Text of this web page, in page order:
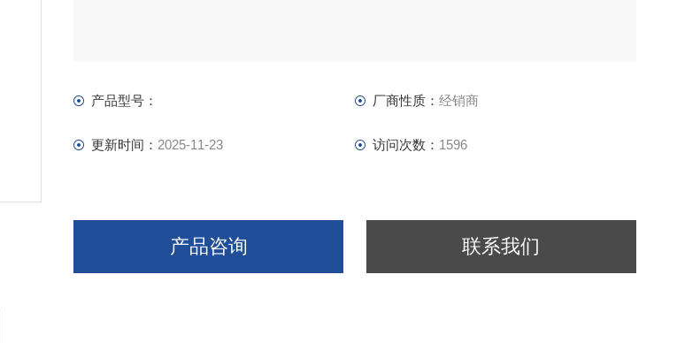
产品型号： 厂商性质： 经销商
更新时间： 2025-11-23 访问次数： 1596
产品咨询 联系我们